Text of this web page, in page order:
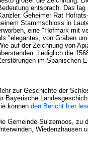
entsprach. Das
Geheimer Rat
Stammschloss in
eine "Hofmark mit
"elegantes, von Gräben
auf der Zeichnung von
Lediglich die
im Spanischen
zur Geschichte der
Bayerische
können den Bericht hier
Gemeinde Sulzemoos, zu
Wiedenzhausen